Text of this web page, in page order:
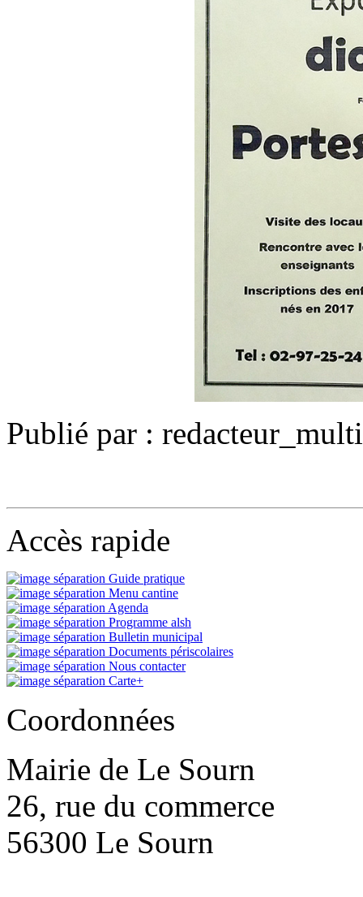
Publié par :
Accès rapide
Guide pratique
Menu cantine
Agenda
Programme alsh
Bulletin municipal
Documents périscolaires
Nous contacter
Carte+
Coordonnées
Mairie de Le Sourn
26, rue du commerce
56300 Le Sourn